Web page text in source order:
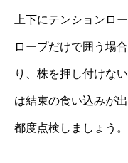
上下にテンションロ
ロープだけで囲う場
り、株を押し付けな
は結束の食い込みが
都度点検しましょう。